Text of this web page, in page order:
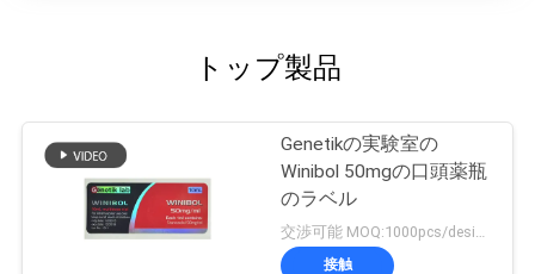
トップ製品
Genetikの実験室の
Winibol 50mgの口頭薬瓶
のラベル
接触